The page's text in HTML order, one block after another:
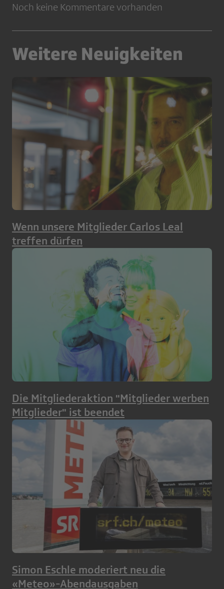
Noch keine Kommentare vorhanden
Weitere Neuigkeiten
Wenn unsere Mitglieder Carlos Leal
treffen dürfen
Die Mitgliederaktion "Mitglieder werben
Mitglieder" ist beendet
Simon Eschle moderiert neu die
«Meteo»-Abendausgaben